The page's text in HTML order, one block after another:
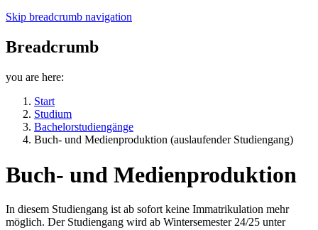
Skip breadcrumb navigation
Breadcrumb
you are here:
Start
Studium
Bachelorstudiengänge
Buch- und Medienproduktion (auslaufender Studiengang)
Buch- und Medienproduktion
In diesem Studiengang ist ab sofort keine Immatrikulation mehr
möglich. Der Studiengang wird ab Wintersemester 24/25 unter